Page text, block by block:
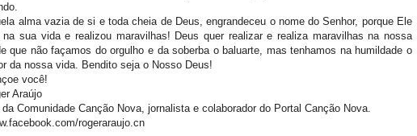
alma vazia de si e toda cheia de Deus, engrandeceu o nome do Senhor, porque Ele
na sua vida e realizou maravilhas! Deus quer realizar e realiza maravilhas na nossa
que não façamos do orgulho e da soberba o baluarte, mas tenhamos na humildade o
da nossa vida. Bendito seja o Nosso Deus!
você!
Araújo
Comunidade Canção Nova, jornalista e colaborador do Portal Canção Nova.
rogeraraujo.cn